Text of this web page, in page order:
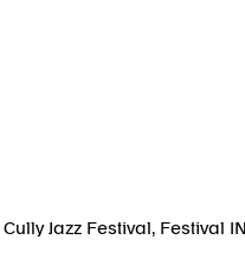
Cully Jazz Festival , Festival IN